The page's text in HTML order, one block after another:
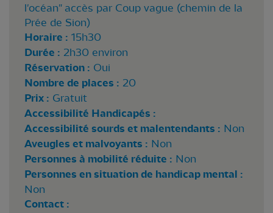
l'océan" accès par Coup vague (chemin de la
Prée de Sion)
Horaire : 15h30
Durée : 2h30 environ
Réservation : Oui
Nombre de places : 20
Prix : Gratuit
Accessibilité Handicapés :
Accessibilité sourds et malentendants : Non
Aveugles et malvoyants : Non
Personnes à mobilité réduite : Non
Personnes en situation de handicap mental :
Non
Contact :